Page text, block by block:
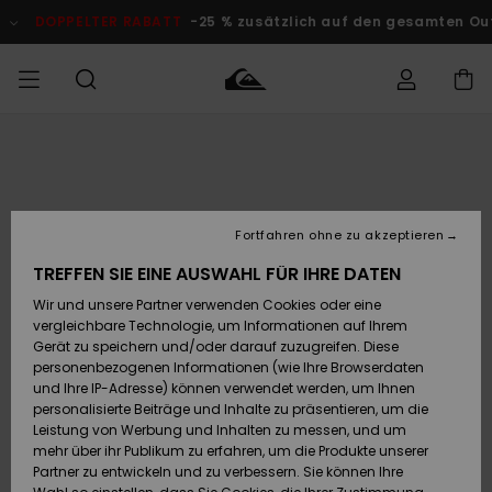
Produktinformation
DOPPELTER RABATT -25 % zusätzlich auf den gesamten
Accessoires
Schuhe&
Flip-Flops
Surf
Snow
JUNGEN
Accessoires
Schuhe&
Flip-Flops
Surf
Snow
FRAUEN
Brandneu
Highlights
Snow
SURF
Kinder
Highlights
Community
SNOW
Kinder
Snow Shop
Damen
Highlights
DOPPELTER
RABATT
KINDER
Outlet
Frauen
Versand
Retouren
Bezahlung
Geschenkkarte
Quiksilver
TREFFEN SIE EINE AUSWAHL FÜR IHRE DATEN
Wir und unsere Partner verwenden Cookies oder eine
vergleichbare Technologie, um Informationen auf Ihrem
Gerät zu speichern und/oder darauf zuzugreifen. Diese
personenbezogenen Informationen (wie Ihre Browserdaten
und Ihre IP-Adresse) können verwendet werden, um Ihnen
personalisierte Beiträge und Inhalte zu präsentieren, um die
Leistung von Werbung und Inhalten zu messen, und um
mehr über ihr Publikum zu erfahren, um die Produkte unserer
Partner zu entwickeln und zu verbessern. Sie können Ihre
Fortfahren ohne zu akzeptieren